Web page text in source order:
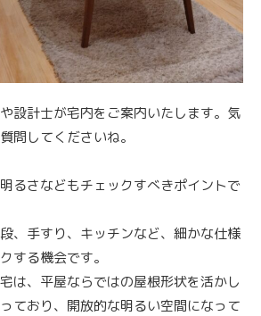
設計士が宅内をご案内いたします。気
問してくださいね。
るさなどもチェックすべきポイントで
、手すり、キッチンなど、細かな仕様
する機会です。
は、平屋ならではの屋根形状を活かし
ており、開放的な明るい空間になって